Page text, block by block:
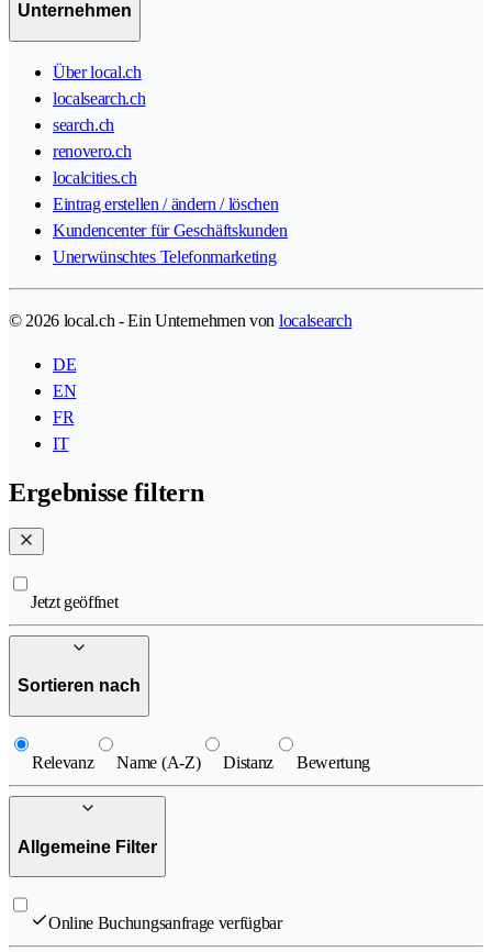
Unternehmen
Über local.ch
localsearch.ch
search.ch
renovero.ch
localcities.ch
Eintrag erstellen / ändern / löschen
Kundencenter für Geschäftskunden
Unerwünschtes Telefonmarketing
© 2026 local.ch - Ein Unternehmen von localsearch
DE
EN
FR
IT
Ergebnisse filtern
Jetzt geöffnet
Sortieren nach
Relevanz Name (A-Z) Distanz Bewertung
Allgemeine Filter
Online Buchungsanfrage verfügbar